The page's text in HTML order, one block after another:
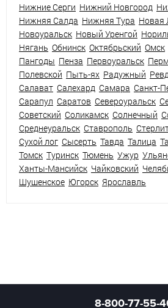
Нижние Серги Нижний Новгород
Нижняя Салда Нижняя Тура Новая
Новоуральск Новый Уренгой
Нягань Обнинск Октябрьский Омск
Пангоды Пенза Первоуральск
Полевской Пыть-ях Радужный
Салават Салехард Самара Санкт-
Сарапул Саратов Североуральск
Советский Соликамск Солнечный
Среднеуральск Ставрополь
Сухой лог Сысерть Тавда Талица
Томск Туринск Тюмень Ужур
Ханты-Мансийск Чайковский
Шушенское Югорск Ярославль
8-800-77-55-